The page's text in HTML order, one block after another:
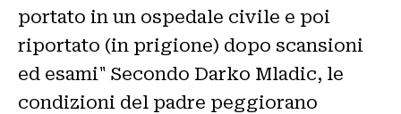
portato in un ospedale civile e poi
riportato (in prigione) dopo scansioni
ed esami" Secondo Darko Mladic, le
condizioni del padre peggiorano